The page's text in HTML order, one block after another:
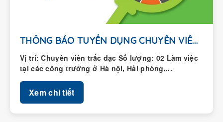
THÔNG BÁO TUYỂN DỤNG CHUYÊN VIÊN TRẮC ĐẠC
Vị trí: Chuyên viên trắc đạc Số lượng: 02 Làm việc
tại các công trường ở Hà nội, Hải phòng,...
Xem chi tiết